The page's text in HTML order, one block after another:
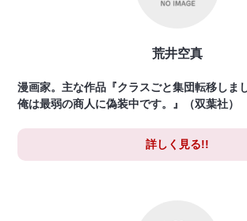
荒井空真
漫画家。主な作品『クラスごと集団転移しま
俺は最弱の商人に偽装中です。』（双葉社）
詳しく見る!!